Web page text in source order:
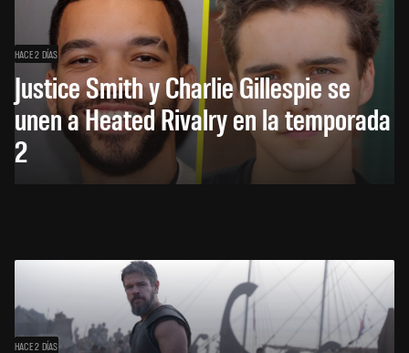
HACE 2 DÍAS
Justice Smith y Charlie Gillespie se
unen a Heated Rivalry en la temporada
2
HACE 2 DÍAS